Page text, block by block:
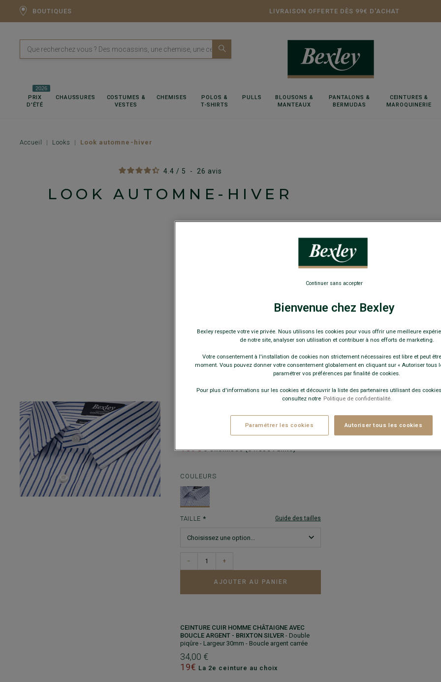
BOUTIQUES LIVRAISON OFFERTE DÈS 99€ D'ACHAT
PRIX
D'ÉTÉ
2026
CHAUSSURES
COSTUMES &
VESTES
CHEMISES
POLOS &
T-SHIRTS
PULLS
BLOUSONS &
MANTEAUX
PANTALONS &
BERMUDAS
CEINTURES &
MAROQUINERIE
Accueil Looks Look automne-hiver
4.4 / 5 - 26 avis
LOOK AUTOMNE-HIVER
AJOUTER AU PANIER
3 chemises (39.67€ l'unité)
159€5 chemises (31.80€ l'unité)
COULEURS
TAILLE Guide des tailles
− +
AJOUTER AU PANIER
CEINTURE CUIR HOMME CHÂTAIGNE AVEC
BOUCLE ARGENT - BRIXTON SILVER - Double
piqûre - Largeur 30mm - Boucle argent carrée
34,00 €
19€ La 2e ceinture au choix
Bienvenue chez Bexley
Bexley respecte votre vie privée. Nous utilisons les cookies pour vous offrir une meilleure
de notre site, analyser son utilisation et contribuer à nos efforts de marketing.
Votre consentement à l'installation de cookies non strictement nécessaires est libre et peut
moment. Vous pouvez donner votre consentement globalement en cliquant sur « Autoriser tous
paramétrer vos préférences par finalité de cookies.
Pour plus d'informations sur les cookies et découvrir la liste des partenaires utilisant des
consultez notre Politique de confidentialité.
Paramétrer les cookies Autoriser tous les cookies
Continuer sans accepter